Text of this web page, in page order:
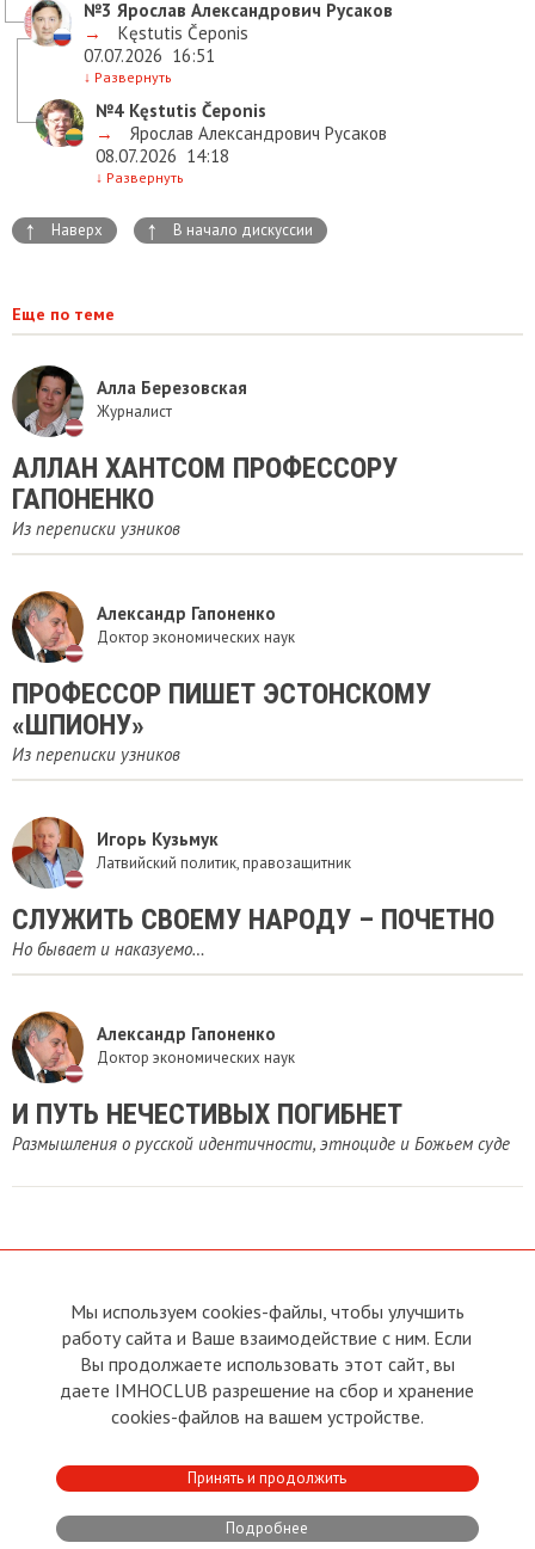
№3 Ярослав Александрович Русаков
→
Kęstutis Čeponis
07.07.2026 16:51
↓ Развернуть
№4 Kęstutis Čeponis
→
Ярослав Александрович Русаков
08.07.2026 14:18
↓ Развернуть
↑ Наверх ↑ В начало дискуссии
Еще по теме
Алла Березовская
Журналист
АЛЛАН ХАНТСОМ ПРОФЕССОРУ
ГАПОНЕНКО
Из переписки узников
Александр Гапоненко
Доктор экономических наук
ПРОФЕССОР ПИШЕТ ЭСТОНСКОМУ
«ШПИОНУ»
Из переписки узников
Игорь Кузьмук
Латвийский политик, правозащитник
СЛУЖИТЬ СВОЕМУ НАРОДУ – ПОЧЕТНО
Но бывает и наказуемо…
Александр Гапоненко
Доктор экономических наук
И ПУТЬ НЕЧЕСТИВЫХ ПОГИБНЕТ
Размышления о русской идентичности, этноциде и Божьем суде
О сайте
Условия пользования
Политика конфиденциальности
Прямая связь с
Председателем
Прямая связь c членами клуба
Реклама
Контакты
Club
Мы используем cookies-файлы, чтобы улучшить
работу сайта и Ваше взаимодействие с ним. Если
Вы продолжаете использовать этот сайт, вы
даете IMHOCLUB разрешение на сбор и хранение
cookies-файлов на вашем устройстве.
Принять и продолжить
Подробнее